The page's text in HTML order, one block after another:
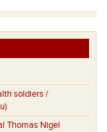
soldiers /
Thomas Nigel